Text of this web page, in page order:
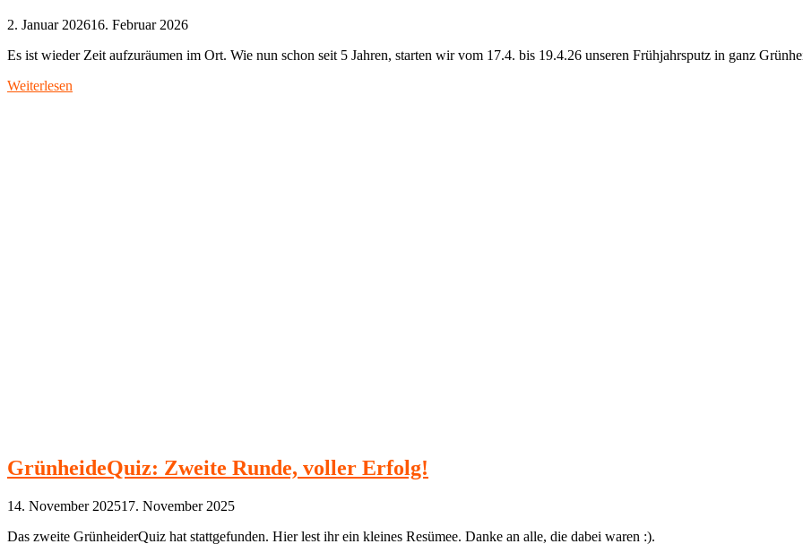
2. Januar 202616. Februar 2026
Es ist wieder Zeit aufzuräumen im Ort. Wie nun schon seit 5 Jahren, starten wir vom 17.4. bis 19.4.26 unseren Frühjahrsputz in ganz
Weiterlesen
GrünheideQuiz: Zweite Runde, voller Erfolg!
14. November 202517. November 2025
Das zweite GrünheiderQuiz hat stattgefunden. Hier lest ihr ein kleines Resümee. Danke an alle, die dabei waren :).